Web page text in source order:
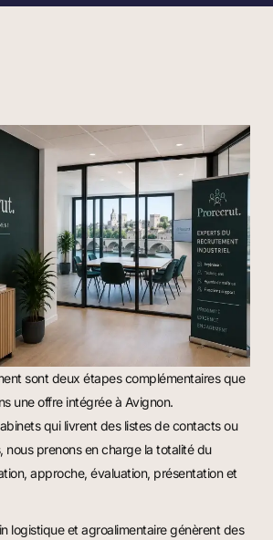
sont deux étapes complémentaires que
une offre intégrée à Avignon.
qui livrent des listes de contacts ou
nous prenons en charge la totalité du
approche, évaluation, présentation et
logistique et agroalimentaire génèrent des